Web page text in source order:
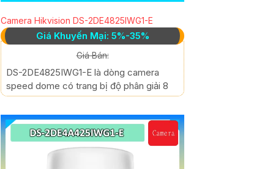
Camera Hikvision DS-2DE4825IWG1-E
Giá Khuyến Mại: 5%-35%
Giá Bán:
DS-2DE4825IWG1-E là dòng camera
speed dome có trang bị độ phân giải 8